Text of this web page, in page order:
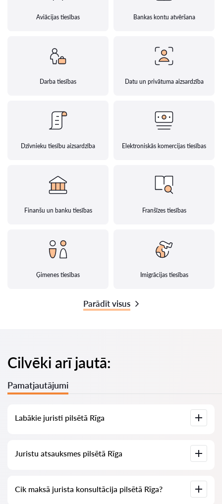
Aviācijas tiesības Bankas kontu atvēršana
Darba tiesības Datu un privātuma aizsardzība
Dzīvnieku tiesību aizsardzība Elektroniskās komercijas tiesības
Finanšu un banku tiesības Franšīzes tiesības
Ģimenes tiesības Imigrācijas tiesības
Parādīt visus
Cilvēki arī jautā:
Pamatjautājumi
Labākie juristi pilsētā Rīga
pilnīgu informāciju: cenas, atsauksmes, tālruņa numurs un
Juristu atsauksmes pilsētā Rīga
juristiem, mēs neizdzēšam negatīvas atsauksmes un nav
iespēju tās manipulēt.
Cik maksā jurista konsultācija pilsētā Rīga?